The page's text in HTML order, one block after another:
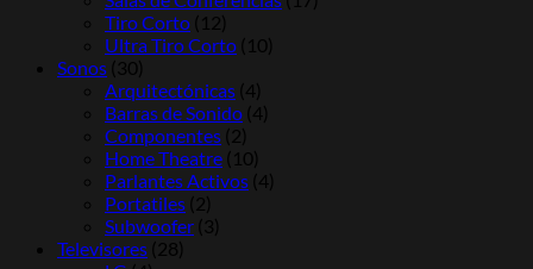
Tiro Corto (12)
Ultra Tiro Corto (10)
Sonos (30)
Arquitectónicas (4)
Barras de Sonido (4)
Componentes (2)
Home Theatre (10)
Parlantes Activos (4)
Portatiles (2)
Subwoofer (3)
Televisores (28)